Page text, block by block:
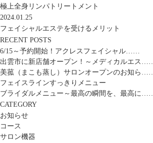
極上全身リンパトリートメント
2024.01.25
フェイシャルエステを受けるメリット
RECENT POSTS
6/15～予約開始！アクレスフェイシャル……
出雲市に新店舗オープン！～メディカルエス
美菰（まこも蒸し）サロンオープンのお知ら
フェイスラインすっきりメニュー
ブライダルメニュー～最高の瞬間を、最高に
CATEGORY
お知らせ
コース
サロン機器